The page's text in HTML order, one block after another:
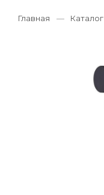
Главная — Каталог